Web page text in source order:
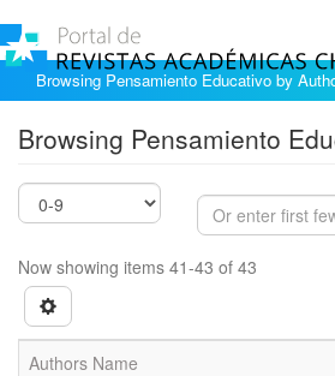
Browsing Pensamiento Educativo by
Browsing Pensamiento
Now showing items 41-43 of 43
Authors Name